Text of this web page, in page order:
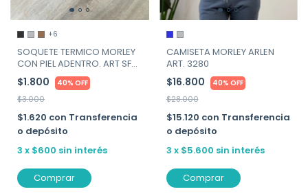
+6
SOQUETE TERMICO MORLEY
CON PIEL ADENTRO. ART SFB-
MEDIA
$1.800 40% OFF
$3.000
$1.620 con Transferencia
o depósito
3 x $600 sin interés
Comprar
CAMISETA MORLEY ARLEN
ART. 3280
$16.800 40% OFF
$28.000
$15.120 con Transferencia
o depósito
3 x $5.600 sin interés
Comprar